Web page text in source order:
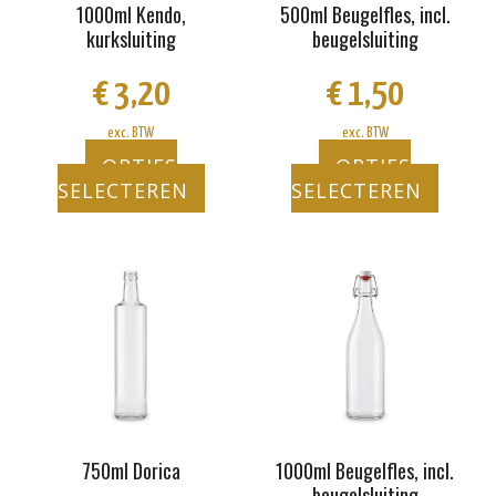
1000ml Kendo,
kurksluiting
€3,20
exc. BTW
OPTIES
SELECTEREN
worden
op
productpagina
500ml Beugelfles, incl.
beugelsluiting
€1,50
exc. BTW
OPTIES
SELECTEREN
worden
op
productpagina
750ml Dorica
product
heeft
optie
worden
1000ml Beugelfles, incl.
product
heeft
meerdere
optie
worden